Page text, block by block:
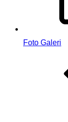
Foto Galeri